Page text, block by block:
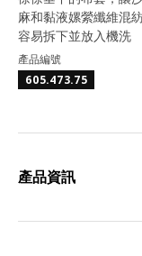
麻和黏液嫘縈纖維混
容易拆下並放入機洗
產品編號
605.473.75
產品資訊